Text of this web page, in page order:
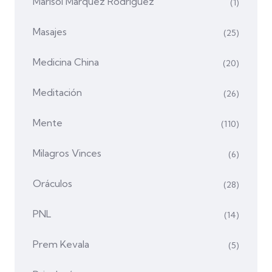
(1)
Masajes (25)
Medicina China (20)
Meditación (26)
Mente (110)
Milagros Vinces (6)
Oráculos (28)
PNL (14)
Prem Kevala (5)